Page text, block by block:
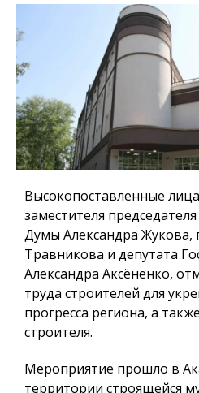
Высокопоставленные
заместителя
Думы Александра Жукова,
Травникова и депутата
Александра Аксёненко,
труда строителей для
прогресса региона, а
строителя.
Мероприятие прошло в
территории строящейся